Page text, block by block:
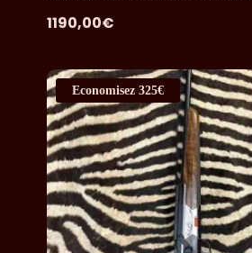
1190,00€
Economisez325€